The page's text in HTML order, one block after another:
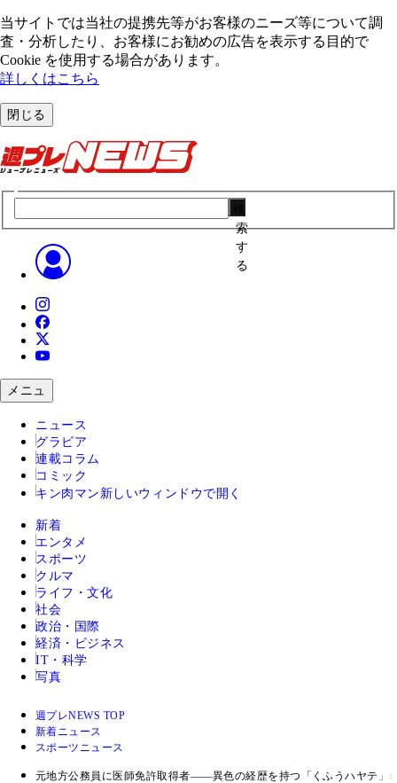
当サイトでは当社の提携先等がお客様のニーズ等について調
査・分析したり、お客様にお勧めの広告を表⽰する⽬的で
Cookie を使⽤する場合があります。
詳しくはこちら
閉じる
索
す
る
メニュ
ニュース
グラビア
連載コラム
コミック
キン肉マン 新しいウィンドウで開く
新着
エンタメ
スポーツ
クルマ
ライフ・文化
社会
政治・国際
経済・ビジネス
IT・科学
写真
週プレNEWS TOP
新着ニュース
スポーツニュース
元地方公務員に医師免許取得者――異色の経歴を持つ「くふうハヤテ」